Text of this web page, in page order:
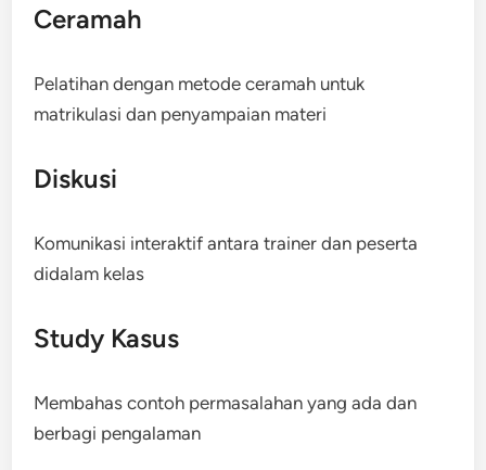
Ceramah
Pelatihan dengan metode ceramah untuk
matrikulasi dan penyampaian materi
Diskusi
Komunikasi interaktif antara trainer dan peserta
didalam kelas
Study Kasus
Membahas contoh permasalahan yang ada dan
berbagi pengalaman